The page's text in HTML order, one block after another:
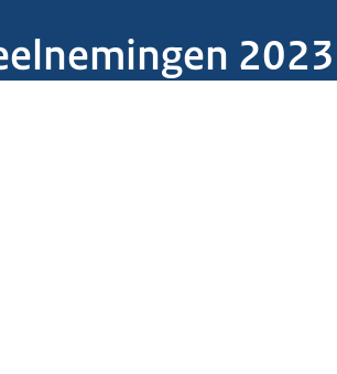
2023